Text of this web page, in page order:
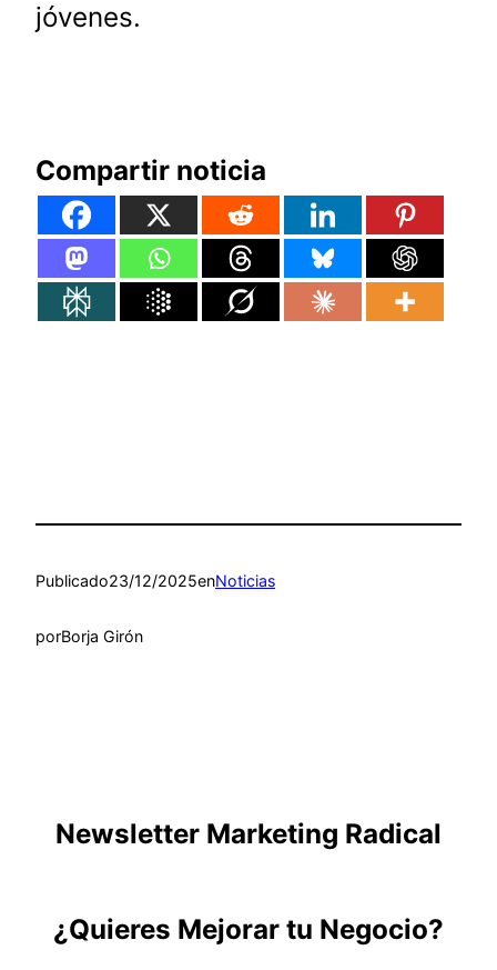
jóvenes.
Compartir noticia
Publicado23/12/2025enNoticias
porBorja Girón
Newsletter Marketing Radical
¿Quieres Mejorar tu Negocio?